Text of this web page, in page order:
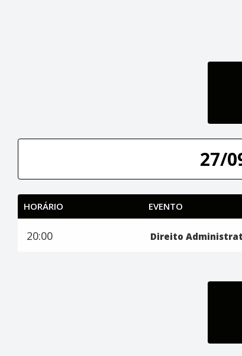
27/
HORÁRIO EVENTO
20:00 Direito